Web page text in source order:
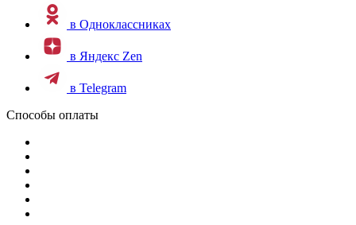
в Одноклассниках
в Яндекс Zen
в Telegram
Способы оплаты